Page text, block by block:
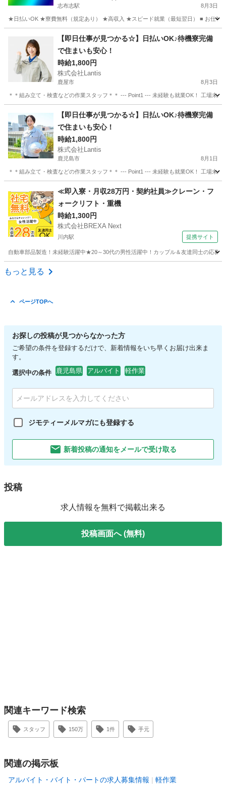
志布志駅 8月3日
★日払いOK ★寮費無料（規定あり） ★高収入 ★スピード就業（最短翌日） ■ お仕事
志布志市 志布志駅 工場 スタッフ
【即日仕事が見つかる☆】日払いOK♪待機寮完備
で住まいも安心！
時給1,800円
株式会社Lantis
鹿屋市 8月3日
＊＊組み立て・検査などの作業スタッフ＊＊ --- Point1 --- 未経験も就業OK！ 工場未
工場 スタッフ
【即日仕事が見つかる☆】日払いOK♪待機寮完備
で住まいも安心！
時給1,800円
株式会社Lantis
鹿児島市 8月1日
＊＊組み立て・検査などの作業スタッフ＊＊ --- Point1 --- 未経験も就業OK！ 工場未
工場 スタッフ
≪即入寮・月収28万円・契約社員≫クレーン・フ
ォークリフト・重機
時給1,300円
株式会社BREXA Next
川内駅 提携サイト
自動車部品製造！未経験活躍中★20～30代の男性活躍中！カップル＆友達同士の応
鹿児島 川内駅
もっと見る
ページTOPへ
お探しの投稿が見つからなかった方
ご希望の条件を登録するだけで、新着情報をいち早くお届け出来ま
す。
選択中の条件 鹿児島県 アルバイト 軽作業
ジモティーメルマガにも登録する
新着投稿の通知をメールで受け取る
投稿
求人情報を無料で掲載出来る
投稿画面へ (無料)
関連キーワード検索
スタッフ 150万 1件 手元
関連の掲示板
アルバイト・バイト・パートの求人募集情報 軽作業